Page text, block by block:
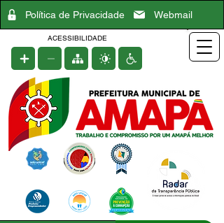
Política de Privacidade Webmail
ACESSIBILIDADE